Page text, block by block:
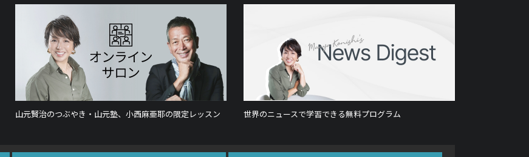
山元賢治のつぶやき・山元塾、小西麻亜耶の限定レッスン 世界のニュースで学習できる無料プログラム